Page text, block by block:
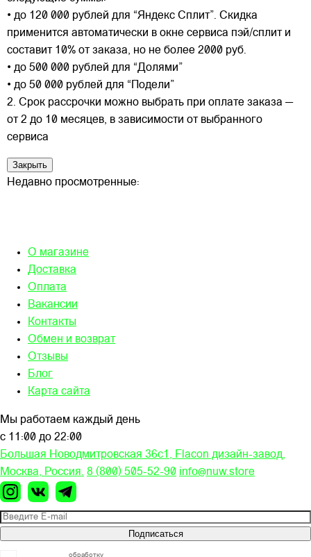
• до 120 000 рублей для “Яндекс Сплит”. Скидка
применится автоматически в окне сервиса пэй/сплит и
составит 10% от заказа, но не более 2000 руб.
• до 500 000 рублей для “Долями”
• до 50 000 рублей для “Подели”
2. Срок рассрочки можно выбрать при оплате заказа —
от 2 до 10 месяцев, в зависимости от выбранного
сервиса
Закрыть
Недавно просмотренные:
О магазине
Доставка
Оплата
Вакансии
Контакты
Обмен и возврат
Отзывы
Блог
Карта сайта
Мы работаем каждый день
с 11:00 до 22:00
Большая Новодмитровская 36c1, Flacon дизайн-завод,
Москва, Россия. 8 (800) 505-52-90 info@nuw.store
Подписаться
обработку